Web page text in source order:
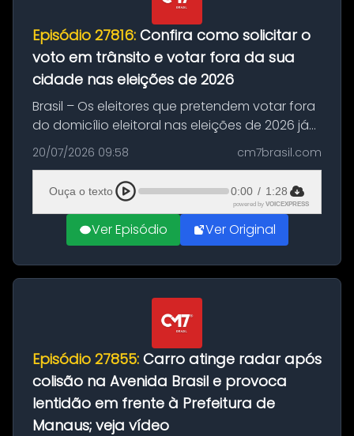
Episódio 27816: Confira como solicitar o
voto em trânsito e votar fora da sua
cidade nas eleições de 2026
Brasil – Os eleitores que pretendem votar fora
do domicílio eleitoral nas eleições de 2026 já
podem solicitar o voto em trânsito a partir
desta segunda-feira (20). O pedido pode ser
feito até 20 de ag...
20/07/2026 09:58 cm7brasil.com
Ouça o texto 0:00 / 1:28
powered by VOICEXPRESS
Ver Episódio Ver Original
Episódio 27855: Carro atinge radar após
colisão na Avenida Brasil e provoca
lentidão em frente à Prefeitura de
Manaus; veja vídeo